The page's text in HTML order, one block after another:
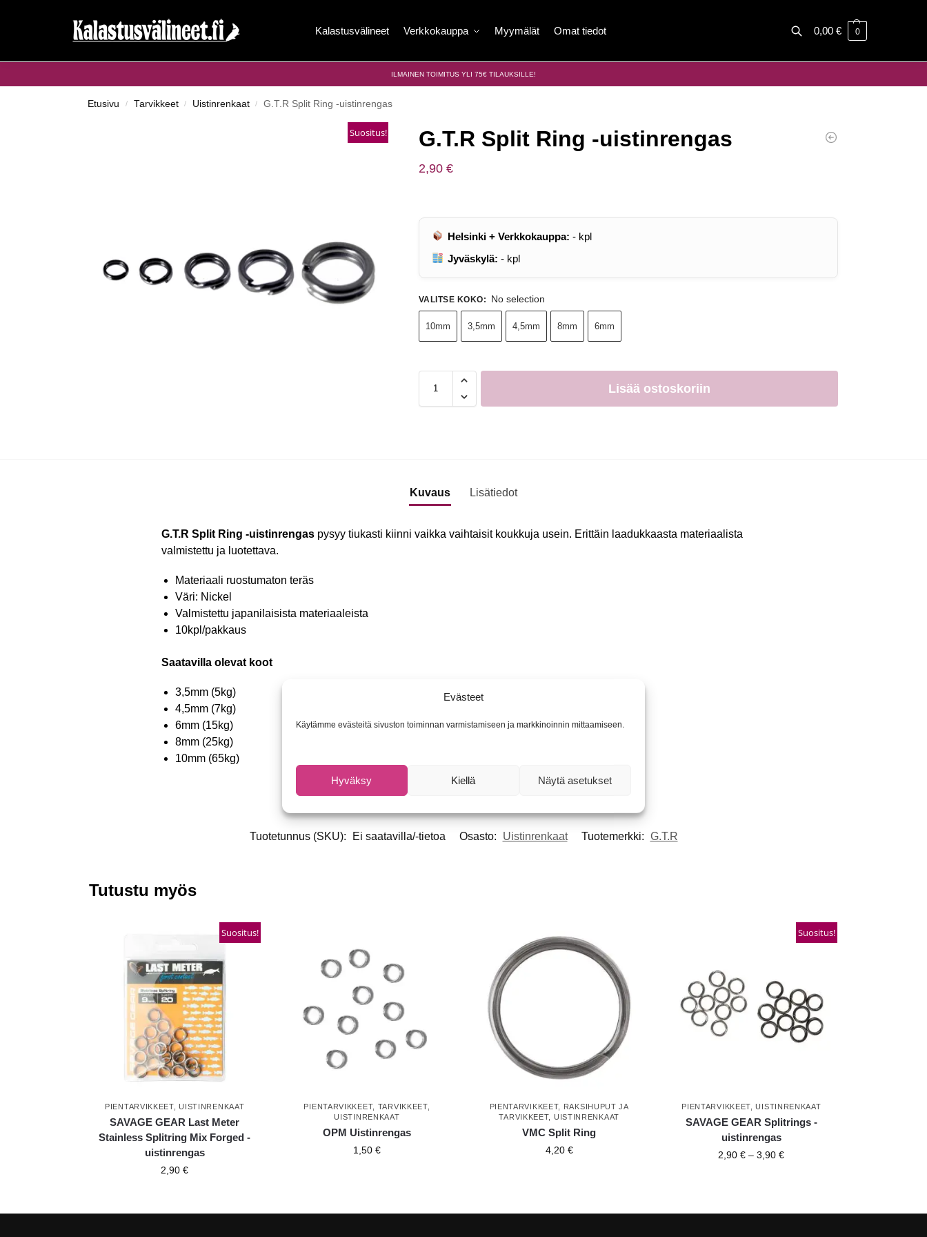
Evästeet
Käytämme evästeitä sivuston toiminnan varmistamiseen ja markkinoinnin mittaamiseen.
Hyväksy Kiellä Näytä asetukset
Kalastusvälineet Verkkokauppa Myymälät Omat tiedot 0,00 € 0
ILMAINEN TOIMITUS YLI 75€ TILAUKSILLE!
Etusivu / Tarvikkeet / Uistinrenkaat / G.T.R Split Ring -uistinrengas
Suositus! G.T.R Split Ring -uistinrengas
2,90 €
Helsinki + Verkkokauppa: - kpl
Jyväskylä: - kpl
VALITSE KOKO: No selection
10mm 3,5mm 4,5mm 8mm 6mm
Lisää ostoskoriin
Kuvaus Lisätiedot
G.T.R Split Ring -uistinrengas pysyy tiukasti kiinni vaikka vaihtaisit koukkuja usein. Erittäin laadukkaasta materiaalista
valmistettu ja luotettava.
Materiaali ruostumaton teräs
Väri: Nickel
Valmistettu japanilaisista materiaaleista
10kpl/pakkaus
Saatavilla olevat koot
3,5mm (5kg)
4,5mm (7kg)
6mm (15kg)
8mm (25kg)
10mm (65kg)
Tuotetunnus (SKU): Ei saatavilla/-tietoa Osasto: Uistinrenkaat Tuotemerkki: G.T.R
Tutustu myös
Suositus!
PIENTARVIKKEET,UISTINRENKAAT
SAVAGE GEAR Last Meter
Stainless Splitring Mix Forged -
uistinrengas
2,90€
PIENTARVIKKEET, TARVIKKEET,
UISTINRENKAAT
OPM Uistinrengas
1,50 €
PIENTARVIKKEET,
RAKSIHUPUT JA
TARVIKKEET, UISTINRENKAAT
VMC Split Ring
4,20 €
Suositus!
PIENTARVIKKEET ,UISTINRENKAAT
SAVAGE GEAR Splitrings -
uistinrengas
2,90€ – 3,90€